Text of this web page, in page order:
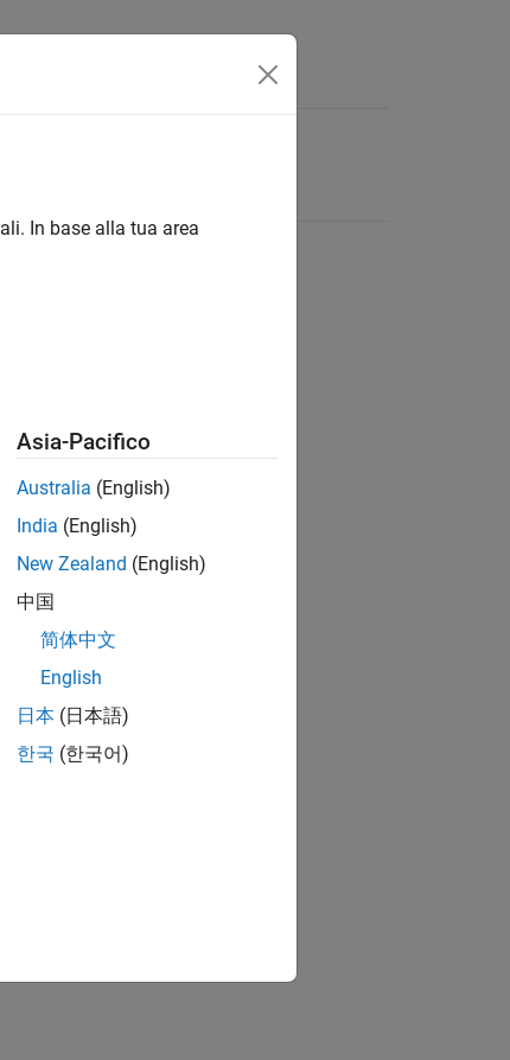
In base alla tua area
Asia-Pacifico
Australia (English)
India (English)
New Zealand (English)
中国
简体中文
English
日本 (日本語)
한국 (한국어)